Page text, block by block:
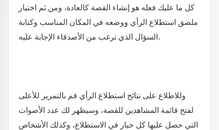
كل ما عليك فعله هو إنشاء القصة كالعادة، ومن ثم اختيار
ملصق استطلاع الرأي ووضعه في المكان المناسب وكتابة
السؤال الذي ترغب من الأصدقاء الإجابة عليه.
وللاطلاع على نتائج استطلاع الرأي قم بالتمرير للأعلى
لفتح قائمة المشاهدين للقصة، وسيظهر لك عدد الأصوات
التي حصل عليها كل خيار في الاستطلاع، وكذلك الأشخاص